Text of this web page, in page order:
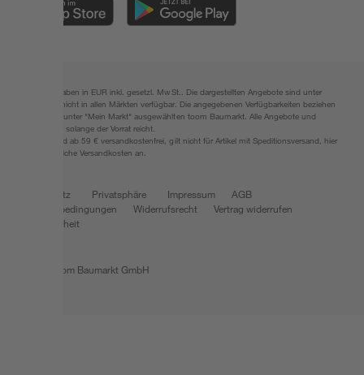
Alle Preisangaben in EUR inkl. gesetzl. MwSt.. Die dargestellten Angebote sind unter
Umständen nicht in allen Märkten verfügbar. Die angegebenen Verfügbarkeiten beziehen
sich auf den unter "Mein Markt" ausgewählten toom Baumarkt. Alle Angebote und
Produkte nur solange der Vorrat reicht.
*Paketversand ab 59 € versandkostenfrei, gilt nicht für Artikel mit Speditionsversand, hier
fallen zusätzliche Versandkosten an.
Datenschutz Privatsphäre Impressum
AGB
Nutzungsbedingungen
Widerrufsrecht
Vertrag widerrufen
Barrierefreiheit
© 2026 toom Baumarkt GmbH